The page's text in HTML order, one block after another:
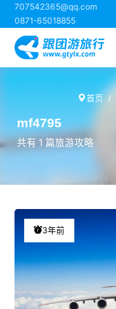
707542365@qq.com
0871-65018855
首页
mf4795
共有 1 篇旅游攻略
3年前